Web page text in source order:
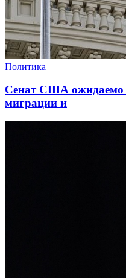
Политика
Сенат США ожидаемо
миграции и